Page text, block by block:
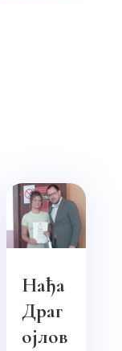
Нађа
Драг
ојлов